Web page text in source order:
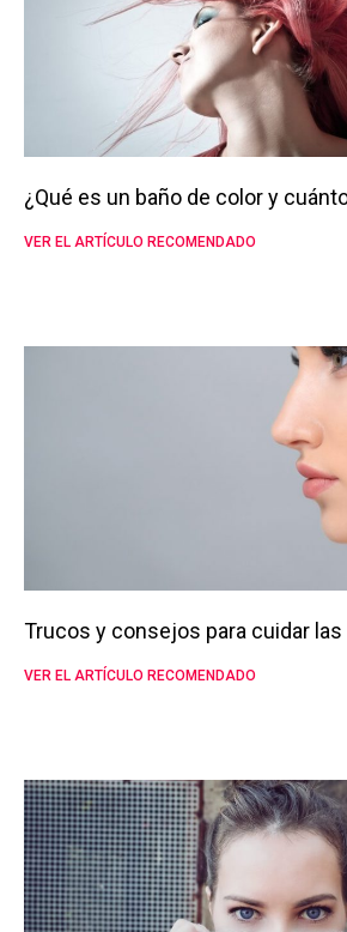
¿Qué es un baño de color y
VER EL ARTÍCULO RECOMENDADO
Trucos y consejos para cuidar
VER EL ARTÍCULO RECOMENDADO